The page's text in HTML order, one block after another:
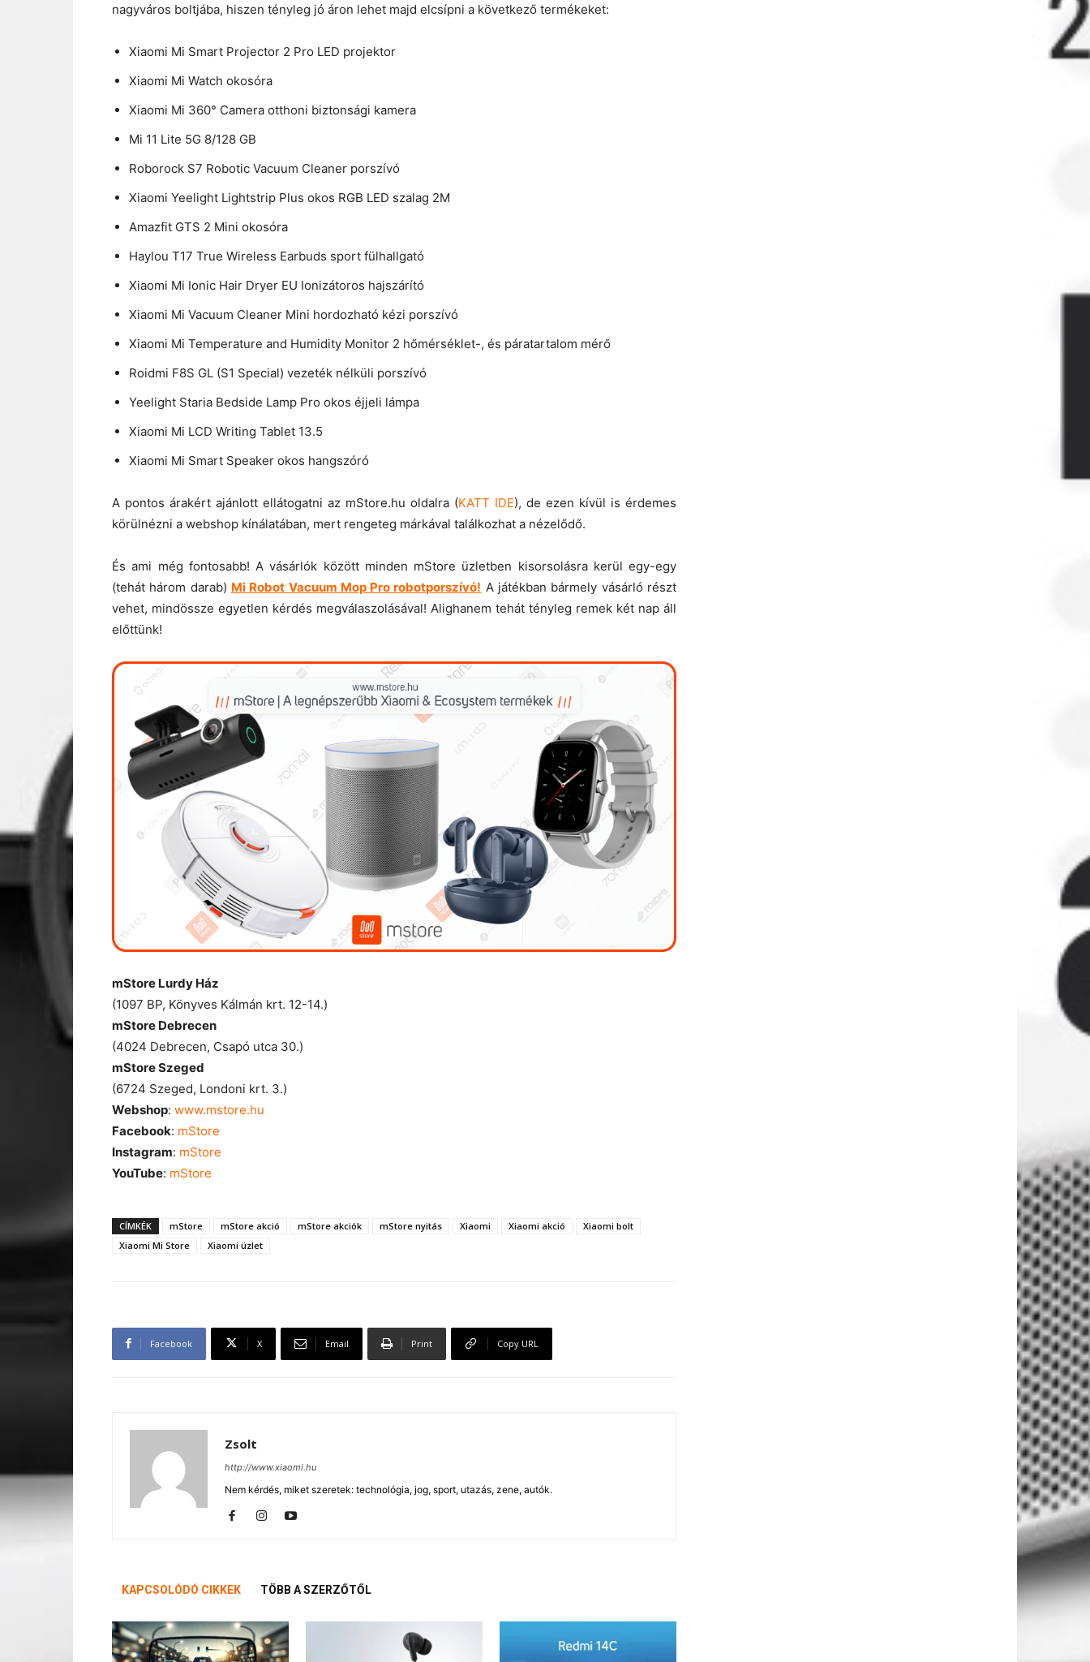
nagyváros boltjába, hiszen tényleg jó áron lehet majd elcsípni a következő termékeket:
Xiaomi Mi Smart Projector 2 Pro LED projektor
Xiaomi Mi Watch okosóra
Xiaomi Mi 360° Camera otthoni biztonsági kamera
Mi 11 Lite 5G 8/128 GB
Roborock S7 Robotic Vacuum Cleaner porszívó
Xiaomi Yeelight Lightstrip Plus okos RGB LED szalag 2M
Amazfit GTS 2 Mini okosóra
Haylou T17 True Wireless Earbuds sport fülhallgató
Xiaomi Mi Ionic Hair Dryer EU Ionizátoros hajszárító
Xiaomi Mi Vacuum Cleaner Mini hordozható kézi porszívó
Xiaomi Mi Temperature and Humidity Monitor 2 hőmérséklet-, és páratartalom mérő
Roidmi F8S GL (S1 Special) vezeték nélküli porszívó
Yeelight Staria Bedside Lamp Pro okos éjjeli lámpa
Xiaomi Mi LCD Writing Tablet 13.5
Xiaomi Mi Smart Speaker okos hangszóró
A pontos árakért ajánlott ellátogatni az mStore.hu oldalra (KATT IDE), de ezen kívül is érdemes
körülnézni a webshop kínálatában, mert rengeteg márkával találkozhat a nézelődő.
És ami még fontosabb! A vásárlók között minden mStore üzletben kisorsolásra kerül egy-egy
(tehát három darab) Mi Robot Vacuum Mop Pro robotporszívó! A játékban bármely vásárló részt
vehet, mindössze egyetlen kérdés megválaszolásával! Alighanem tehát tényleg remek két nap áll
előttünk!
mStore Lurdy Ház
(1097 BP, Könyves Kálmán krt. 12-14.)
mStore Debrecen
(4024 Debrecen, Csapó utca 30.)
mStoreSzeged
(6724 Szeged, Londoni krt. 3.)
Webshop: www.mstore.hu
Facebook: mStore
Instagram: mStore
YouTube: mStore
CÍMKÉK mStore mStore akció mStore akciók mStore nyitás Xiaomi Xiaomi akció
Xiaomi bolt
Xiaomi Mi Store
Xiaomi üzlet
Facebook X Email Print Copy URL
Zsolt
http://www.xiaomi.hu
Nem kérdés, miket szeretek: technológia, jog, sport, utazás, zene, autók.
KAPCSOLÓDÓ CIKKEK TÖBB A SZERZŐTŐL